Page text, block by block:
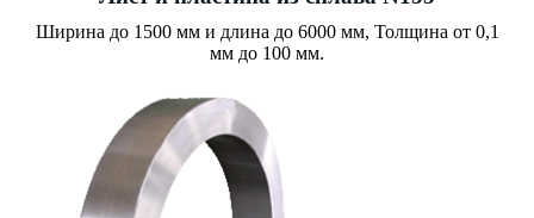
Ширина до 1500 мм и длина до 6000 мм, Толщина от 0,1
мм до 100 мм.